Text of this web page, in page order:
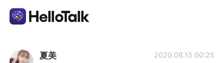
Language Exchange App
夏美 2020.08.15 00:25